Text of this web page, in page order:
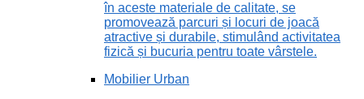
în aceste materiale de calitate, se
promovează parcuri și locuri de joacă
atractive și durabile, stimulând activitatea
fizică și bucuria pentru toate vârstele.
Mobilier Urban